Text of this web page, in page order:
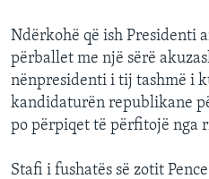
Ndërkohë që ish Presidenti
përballet me një sërë
nënpresidenti i tij tashmë i
kandidaturën republikane
po përpiqet të përfitojë nga
Stafi i fushatës së zotit